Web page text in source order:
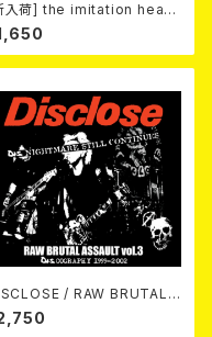
入荷] the imitation heart
City Lights Neon Heart
/ RAW BRUTAL
Vol.3 : DISCOGR
1999-2002 (2xCD)